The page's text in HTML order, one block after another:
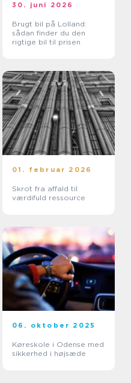
30. juni 2026
Brugt bil på Lolland:
sådan finder du den
rigtige bil til prisen
01. februar 2026
Skrot fra affald til
værdifuld ressource
06. oktober 2025
Køreskole i Odense med
sikkerhed i højsæde